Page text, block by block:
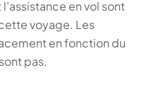
en vol sont
voyage. Les
en fonction du
pas.